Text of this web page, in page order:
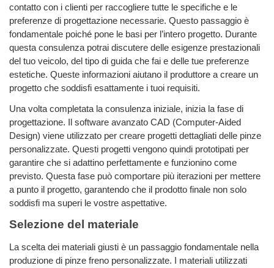
contatto con i clienti per raccogliere tutte le specifiche e le
preferenze di progettazione necessarie. Questo passaggio è
fondamentale poiché pone le basi per l’intero progetto. Durante
questa consulenza potrai discutere delle esigenze prestazionali
del tuo veicolo, del tipo di guida che fai e delle tue preferenze
estetiche. Queste informazioni aiutano il produttore a creare un
progetto che soddisfi esattamente i tuoi requisiti.
Una volta completata la consulenza iniziale, inizia la fase di
progettazione. Il software avanzato CAD (Computer-Aided
Design) viene utilizzato per creare progetti dettagliati delle pinze
personalizzate. Questi progetti vengono quindi prototipati per
garantire che si adattino perfettamente e funzionino come
previsto. Questa fase può comportare più iterazioni per mettere
a punto il progetto, garantendo che il prodotto finale non solo
soddisfi ma superi le vostre aspettative.
Selezione del materiale
La scelta dei materiali giusti è un passaggio fondamentale nella
produzione di pinze freno personalizzate. I materiali utilizzati